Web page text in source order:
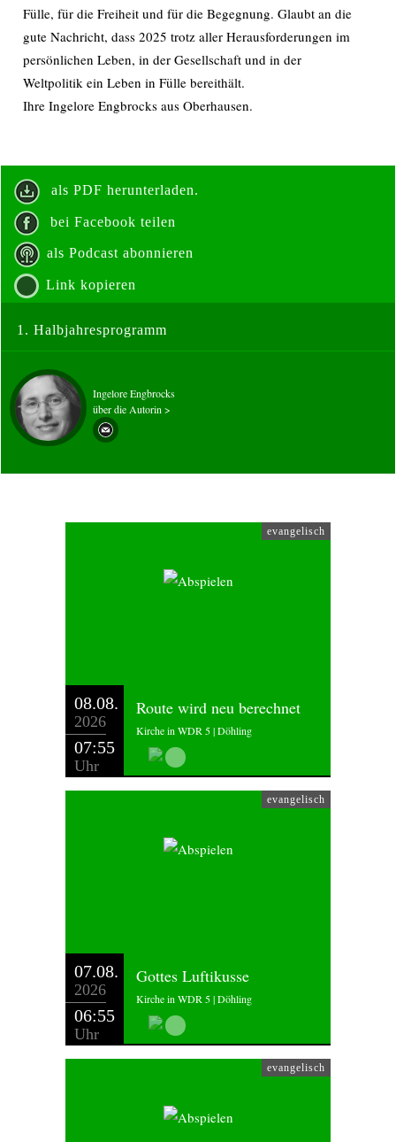
Fülle, für die Freiheit und für die Begegnung. Glaubt an die
gute Nachricht, dass 2025 trotz aller Herausforderungen im
persönlichen Leben, in der Gesellschaft und in der
Weltpolitik ein Leben in Fülle bereithält.
Ihre Ingelore Engbrocks aus Oberhausen.
als PDF herunterladen.
bei Facebook teilen
als Podcast abonnieren
Link kopieren
1. Halbjahresprogramm
Ingelore Engbrocks
über die Autorin >
evangelisch
08.08.
2026
07:55
Uhr
Route wird neu berechnet
Kirche in WDR 5 | Döhling
evangelisch
07.08.
2026
06:55
Uhr
Gottes Luftikusse
Kirche in WDR 5 | Döhling
evangelisch